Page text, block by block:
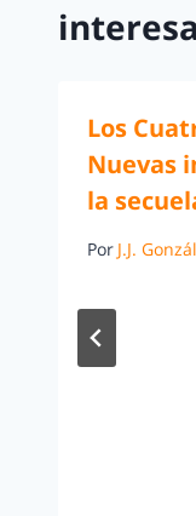
Los
Nuevas
la
Por J.J.